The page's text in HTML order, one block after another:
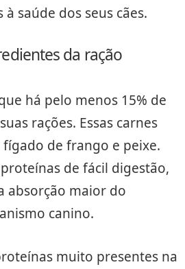
saúde dos seus cães.
da ração
há pelo menos 15% de
rações. Essas carnes
de frango e peixe.
de fácil digestão,
absorção maior do
canino.
muito presentes na